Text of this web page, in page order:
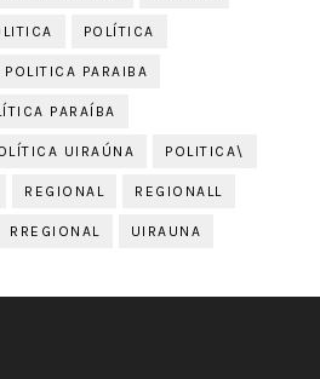
POLÍTICA
POLITICA PARAIBA
PARAÍBA
UIRAÚNA POLITICA\
REGIONAL REGIONALL
RREGIONAL UIRAUNA